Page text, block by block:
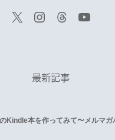
最新記事
Kindle本を作ってみて〜メルマガ